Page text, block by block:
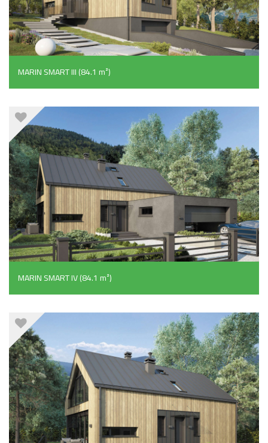
MARIN SMART III (84.1 m²)
MARIN SMART IV (84.1 m²)